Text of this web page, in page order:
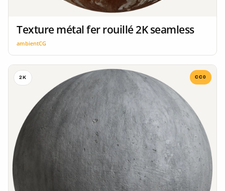
Texture métal fer rouillé 2K seamless
ambientCG
2K CC0